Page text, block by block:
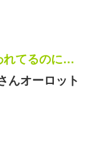
れてるのに…
んオーロット